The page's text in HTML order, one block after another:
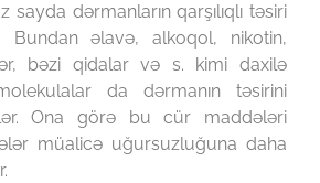
sayda dərmanların qarşılıqlı təsiri
Bundan əlavə, alkoqol, nikotin,
bəzi qidalar və s. kimi daxilə
da dərmanın təsirini
Ona görə bu cür maddələri
müalicə uğursuzluğuna daha